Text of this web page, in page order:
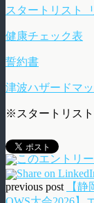
スタートリスト_
健康チェック表
誓約書
津波ハザードマ
※スタートリスト
previous post
【